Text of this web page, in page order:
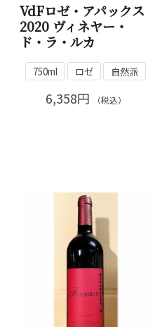
VdFロゼ・アパックス
2020 ヴィネヤー・
ド・ラ・ルカ
750ml ロゼ 自然派
6,358円 （税込）